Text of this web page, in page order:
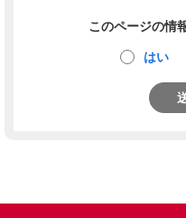
このページの情
はい